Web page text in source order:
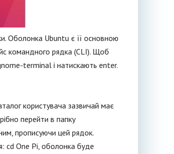
Оболонка Ubuntu є її основною
командного рядка (CLI). Щоб
terminal і натискають enter.
користувача зазвичай має
перейти в папку
прописуючи цей рядок.
cd One Pi, оболонка буде